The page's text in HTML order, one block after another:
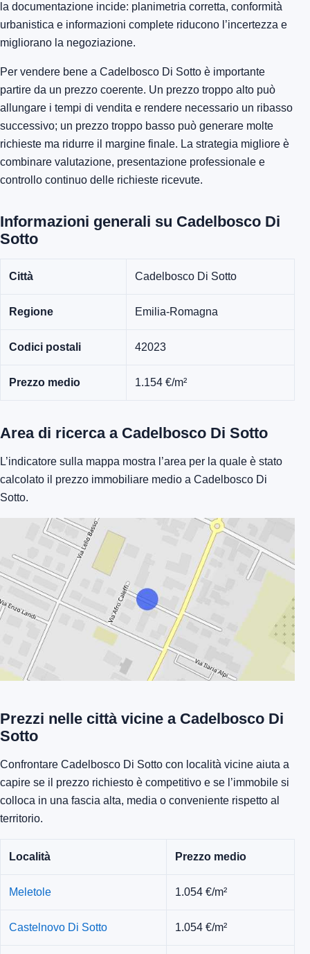
la documentazione incide: planimetria corretta, conformità
urbanistica e informazioni complete riducono l’incertezza e
migliorano la negoziazione.
Per vendere bene a Cadelbosco Di Sotto è importante
partire da un prezzo coerente. Un prezzo troppo alto può
allungare i tempi di vendita e rendere necessario un ribasso
successivo; un prezzo troppo basso può generare molte
richieste ma ridurre il margine finale. La strategia migliore è
combinare valutazione, presentazione professionale e
controllo continuo delle richieste ricevute.
Informazioni generali su Cadelbosco Di
Sotto
Città Cadelbosco Di Sotto
Regione Emilia-Romagna
Codici postali 42023
Prezzo medio 1.154 €/m²
Area di ricerca a Cadelbosco Di Sotto
L’indicatore sulla mappa mostra l’area per la quale è stato
calcolato il prezzo immobiliare medio a Cadelbosco Di
Sotto.
Prezzi nelle città vicine a Cadelbosco Di
Sotto
Confrontare Cadelbosco Di Sotto con località vicine aiuta a
capire se il prezzo richiesto è competitivo e se l’immobile si
colloca in una fascia alta, media o conveniente rispetto al
territorio.
Località Prezzo medio
Meletole 1.054 €/m²
Castelnovo Di Sotto 1.054 €/m²